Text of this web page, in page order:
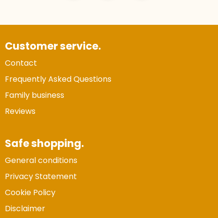
Customer service.
Contact
Frequently Asked Questions
Family business
Reviews
Safe shopping.
General conditions
Privacy Statement
Cookie Policy
Disclaimer